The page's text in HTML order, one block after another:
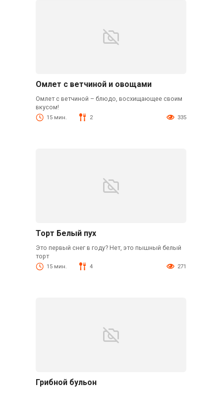
Омлет с ветчиной и овощами
Омлет с ветчиной – блюдо, восхищающее своим
вкусом!
15 мин. 2 335
Торт Белый пух
Это первый снег в году? Нет, это пышный белый
торт
15 мин. 4 271
Грибной бульон